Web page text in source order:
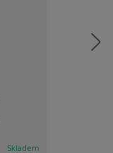
Skladem